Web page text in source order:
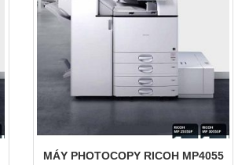
MÁY PHOTOCOPY RICOH MP4055